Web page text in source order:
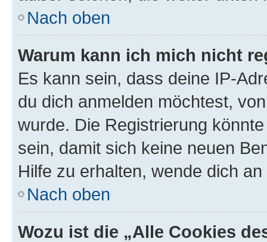
Nach oben
Warum kann ich mich nicht
Es kann sein, dass deine IP-
du dich anmelden möchtest,
wurde. Die Registrierung
sein, damit sich keine neuen
Hilfe zu erhalten, wende dich
Nach oben
Wozu ist die „Alle Cookies